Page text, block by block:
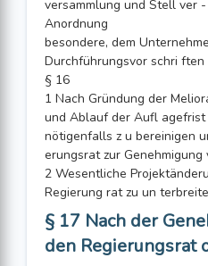
versammlung und Stell ver
Anordnung
besondere, dem
Durchführungsvor schri ften
§ 16
1 Nach Gründung der
und Ablauf der Aufl agefrist
nötigenfalls z u bereinigen
erungsrat zur Genehmigung
2 Wesentliche
Regierung rat zu un
§ 17 Nach der
den Regierungsrat